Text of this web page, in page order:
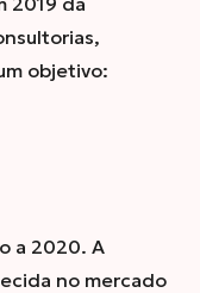
objetivo:
a 2020. A
no mercado